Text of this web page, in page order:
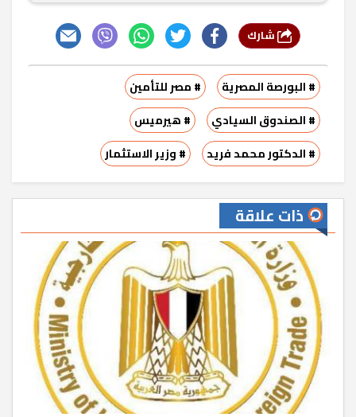
# البورصة المصرية
# مصر للتأمين
# الصندوق السيادي
# هيرميس
# الدكتور محمد فريد
# وزير الاستثمار
ذات علاقة